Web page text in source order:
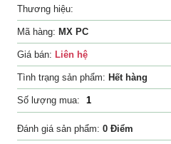
Thương hiệu:
Mã hàng: MX PC
Giá bán: Liên hệ
Tình trạng sản phẩm: Hết hàng
Số lượng mua:
Đánh giá sản phẩm: 0 Điểm